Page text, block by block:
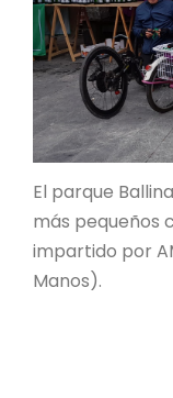
El parque
más pequeños
impartido por
Manos).